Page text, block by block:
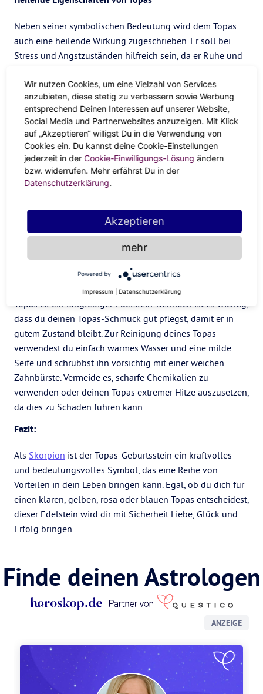
Neben seiner symbolischen Bedeutung wird dem Topas
auch eine heilende Wirkung zugeschrieben. Er soll bei
Stress und Angstzuständen hilfreich sein, da er Ruhe und
soll auch bei Problemen mit dem Hals und der
Schilddrüse helfen und das Immunsystem stärken.
Topas tragen
Topas ist ein wunderschöner und vielseitiger Edelstein,
der in einer Vielzahl von Fassungen und Stilen getragen
werden kann. Besonders atemberaubend sieht er aus,
gepaart ist. Ob du dich für einen einfachen Solitärring oder
einen aufwändigeren Anhänger entscheidest, Topas
verleiht jedem Outfit einen Hauch von Eleganz und
Pflege von Topas
Topas ist ein langlebiger Edelstein. Dennoch ist es wichtig,
dass du deinen Topas-Schmuck gut pflegst, damit er in
gutem Zustand bleibt. Zur Reinigung deines Topas
verwendest du einfach warmes Wasser und eine milde
Seife und schrubbst ihn vorsichtig mit einer weichen
Zahnbürste. Vermeide es, scharfe Chemikalien zu
verwenden oder deinen Topas extremer Hitze auszusetzen,
da dies zu Schäden führen kann.
Fazit:
Als Skorpion ist der Topas-Geburtsstein ein kraftvolles
und bedeutungsvolles Symbol, das eine Reihe von
Vorteilen in dein Leben bringen kann. Egal, ob du dich für
einen klaren, gelben, rosa oder blauen Topas entscheidest,
dieser Edelstein wird dir mit Sicherheit Liebe, Glück und
Erfolg bringen.
Finde deinen Astrologen
ANZEIGE
Wir nutzen Cookies, um eine Vielzahl von Services
anzubieten, diese stetig zu verbessern sowie Werbung
entsprechend Deinen Interessen auf unserer Website,
Social Media und Partnerwebsites anzuzeigen. Mit Klick
auf „Akzeptieren“ willigst Du in die Verwendung von
Cookies ein. Du kannst deine Cookie-Einstellungen
jederzeit in der Cookie-Einwilligungs-Lösung ändern
bzw. widerrufen. Mehr erfährst Du in der
Datenschutzerklärung.
Akzeptieren
mehr
Powered by
Impressum Datenschutzerklärung